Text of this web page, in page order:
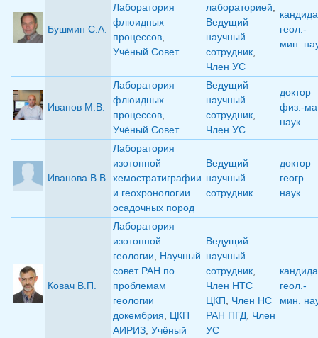
Бушмин С.А.
Лаборатория
флюидных
процессов
Учёный Совет
лабораторией
Ведущий
научный
сотрудник
Член УС
геол.-
мин.
Иванов М.В.
Лаборатория
флюидных
процессов
Учёный Совет
Ведущий
научный
сотрудник
Член УС
доктор
физ.-
наук
Иванова В.В.
Лаборатория
изотопной
хемостратиграфии
и геохронологии
осадочных пород
Ведущий
научный
сотрудник
доктор
геогр.
наук
Ковач В.П.
Лаборатория
изотопной
геологии
Научный
совет РАН по
проблемам
геологии
докембрия
ЦКП
АИРИЗ Учёный
Ведущий
научный
сотрудник
Член НТС
ЦКП
Член НС
РАН ПГД Член
УС
геол.-
мин.